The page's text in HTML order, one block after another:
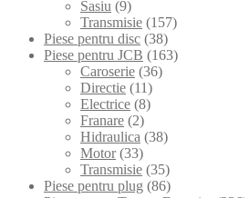
Sasiu (9)
Transmisie (157)
Piese pentru disc (38)
Piese pentru JCB (163)
Caroserie (36)
Directie (11)
Electrice (8)
Franare (2)
Hidraulica (38)
Motor (33)
Transmisie (35)
Piese pentru plug (86)